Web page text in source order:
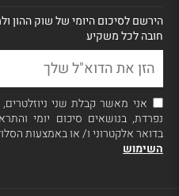
הירשם לסיכום היומי של שוק ההון
חובה לכל משקיע
אני מאשר קבלת שני
נפרדת, בנושאים סיכום יומי
בדואר אלקטרוני ו/ או באמצעות
השימוש